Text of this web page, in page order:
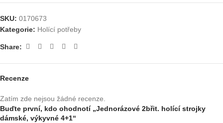
SKU: 0170673
Kategorie: Holící potřeby
Share:
Recenze
Zatím zde nejsou žádné recenze.
Buďte první, kdo ohodnotí „Jednorázové 2břit. holící strojky
dámské, výkyvné 4+1“